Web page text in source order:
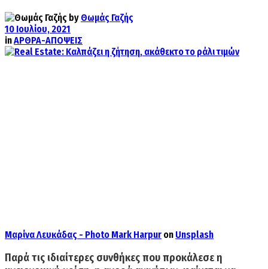
by Θωμάς Γαζής
10 Ιουλίου, 2021
inΑΡΘΡΑ-ΑΠΟΨΕΙΣ
Μαρίνα Λευκάδας - Photo Mark Harpur on Unsplash
Παρά τις ιδιαίτερες συνθήκες που προκάλεσε η